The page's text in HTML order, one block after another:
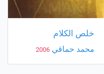
خلص الكلام
محمد حماقي 2006